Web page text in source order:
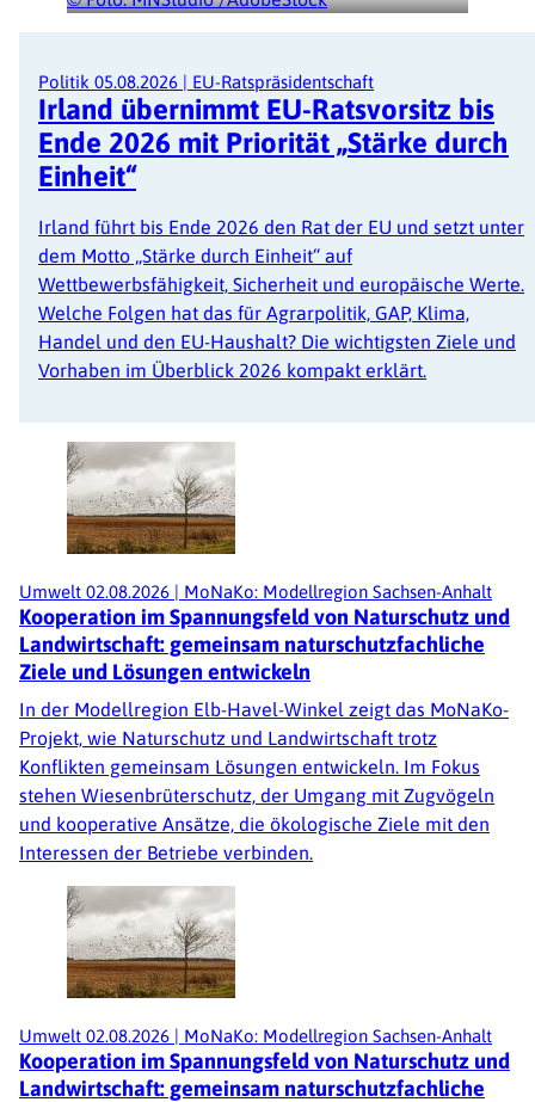
Politik 05.08.2026 | EU-Ratspräsidentschaft
Irland übernimmt EU-Ratsvorsitz bis
Ende 2026 mit Priorität „Stärke durch
Einheit“
Irland führt bis Ende 2026 den Rat der EU und setzt unter
dem Motto „Stärke durch Einheit“ auf
Wettbewerbsfähigkeit, Sicherheit und europäische Werte.
Welche Folgen hat das für Agrarpolitik, GAP, Klima,
Handel und den EU-Haushalt? Die wichtigsten Ziele und
Vorhaben im Überblick 2026 kompakt erklärt.
Umwelt 02.08.2026 | MoNaKo: Modellregion Sachsen-Anhalt
Kooperation im Spannungsfeld von Naturschutz und
Landwirtschaft: gemeinsam naturschutzfachliche
Ziele und Lösungen entwickeln
In der Modellregion Elb-Havel-Winkel zeigt das MoNaKo-
Projekt, wie Naturschutz und Landwirtschaft trotz
Konflikten gemeinsam Lösungen entwickeln. Im Fokus
stehen Wiesenbrüterschutz, der Umgang mit Zugvögeln
und kooperative Ansätze, die ökologische Ziele mit den
Interessen der Betriebe verbinden.
Umwelt 02.08.2026 | MoNaKo: Modellregion Sachsen-Anhalt
Kooperation im Spannungsfeld von Naturschutz und
Landwirtschaft: gemeinsam naturschutzfachliche